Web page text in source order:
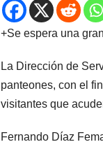
+Se espera una
La Dirección de
panteones, con el
visitantes que
Fernando Díaz